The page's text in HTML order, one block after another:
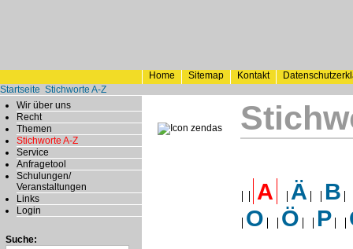
Home Sitemap Kontakt
Startseite Stichworte A-Z
Wir über uns
Recht
Themen
Stichworte A-Z
Service
Anfragetool
Schulungen/
Veranstaltungen
Links
Login
Suche:
A Ä
B
O
Ö P